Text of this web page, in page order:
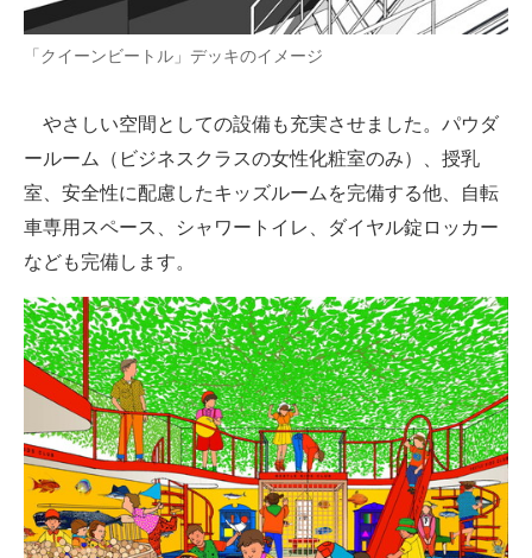
「クイーンビートル」デッキのイメージ
やさしい空間としての設備も充実させました。パウダ
ールーム（ビジネスクラスの女性化粧室のみ）、授乳
室、安全性に配慮したキッズルームを完備する他、自転
車専用スペース、シャワートイレ、ダイヤル錠ロッカー
なども完備します。